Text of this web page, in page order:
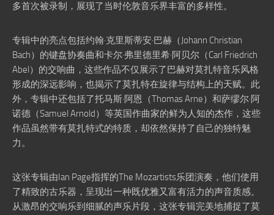
多首次被录制，展现了当时伦敦音乐界丰富的多样性。
专辑中的亮点包括约翰·克里斯蒂安·巴赫（Johann Christian
Bach）的键盘协奏曲和卡尔·弗里德里希·阿贝尔（Carl Friedrich
Abel）的交响曲，这些作品不仅展示了巴赫对莫扎特音乐风格
形成的深远影响，也揭示了莫扎特在旋律与结构上的天赋。此
外，专辑中还包括了托马斯·阿恩（Thomas Arne）和萨缪尔·阿
诺德（Samuel Arnold）等英国作曲家的鲜为人知的杰作，这些
作品虽然带有莫扎特式的特质，却依然保持了自己的独特魅
力。
这张专辑由Ian Page指挥的The Mozartists乐团演奏，他们使用
了精致的古乐器，呈现出一种既优雅又富有活力的声音质感。
从激昂的交响乐到细腻的声乐片段，这张专辑完美地捕捉了莫